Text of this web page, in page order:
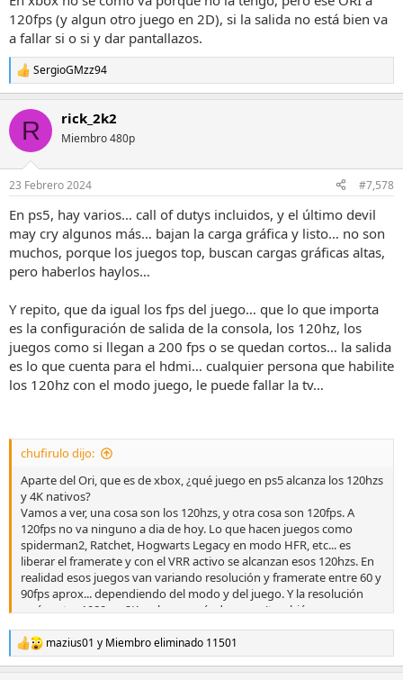
120fps (y algun otro juego en 2D), si la salida no está bien va
a fallar si o si y dar pantallazos.
R
e
c
i
e
:
SergioGMzz94
R rick_2k2
Miembro 480p
23 Febrero 2024 #7,578
En ps5, hay varios… call of dutys incluidos, y el último devil
may cry algunos más… bajan la carga gráfica y listo… no son
muchos, porque los juegos top, buscan cargas gráficas altas,
pero haberlos haylos…
Y repito, que da igual los fps del juego… que lo que importa
es la configuración de salida de la consola, los 120hz, los
juegos como si llegan a 200 fps o se quedan cortos… la salida
es lo que cuenta para el hdmi… cualquier persona que habilite
los 120hz con el modo juego, le puede fallar la tv…
chufirulo dijo:
Aparte del Ori, que es de xbox, ¿qué juego en ps5 alcanza los 120hzs
y 4K nativos?
Vamos a ver, una cosa son los 120hzs, y otra cosa son 120fps. A
120fps no va ninguno a dia de hoy. Lo que hacen juegos como
spiderman2, Ratchet, Hogwarts Legacy en modo HFR, etc... es
liberar el framerate y con el VRR activo se alcanzan esos 120hzs. En
realidad esos juegos van variando resolución y framerate entre 60 y
90fps aprox... dependiendo del modo y del juego. Y la resolución
varía entre 1080p y 2K en la mayoría de casos (también
dependiendo del juego).
Aun así, los modos con VRR activo son los que presentan mas
problemas de pantallazos porque exprimen la salida hdmi 2.1
R
e
mazius01 y Miembro eliminado 11501